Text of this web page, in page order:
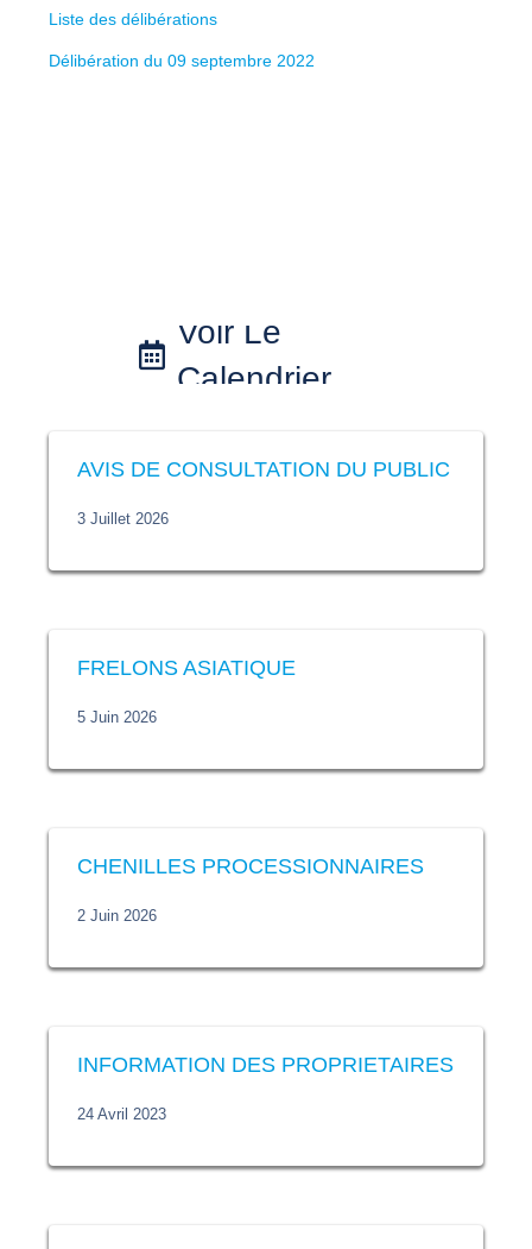
Liste des délibérations
Délibération du 09 septembre 2022
Voir Le
Calendrier
AVIS DE CONSULTATION DU PUBLIC
3 Juillet 2026
FRELONS ASIATIQUE
5 Juin 2026
CHENILLES PROCESSIONNAIRES
2 Juin 2026
INFORMATION DES PROPRIETAIRES
24 Avril 2023